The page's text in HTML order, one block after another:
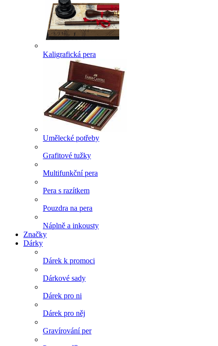
Kaligrafická pera
Umělecké potřeby
Grafitové tužky
Multifunkční pera
Pera s razítkem
Pouzdra na pera
Náplně a inkousty
Značky
Dárky
Dárek k promoci
Dárkové sady
Dárek pro ni
Dárek pro něj
Gravírování per